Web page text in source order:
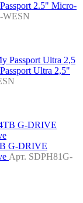
2.5" Micro-
WESN
Ultra 2,5"
G-DRIVE
Арт. SDPH81G-